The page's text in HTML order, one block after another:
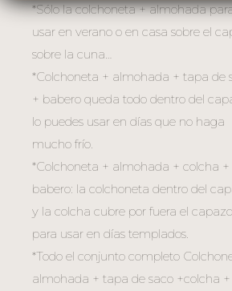
*Sólo la colchoneta + almohada
usar en verano o en casa sobre el
sobre la cuna…
*Colchoneta + almohada + tapa de
+ babero queda todo dentro del
lo puedes usar en días que no haga
mucho frío.
*Colchoneta + almohada + colcha +
babero: la colchoneta dentro del
y la colcha cubre por fuera el capazo
para usar en días templados.
*Todo el conjunto completo
almohada + tapa de saco +colcha +